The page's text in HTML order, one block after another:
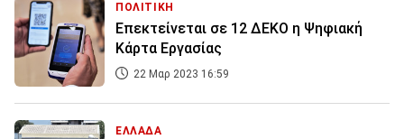
ΠΟΛΙΤΙΚΗ
Επεκτείνεται σε 12 ΔΕΚΟ η Ψηφιακή
Κάρτα Εργασίας
22 Μαρ 2023 16:59
ΕΛΛΑΔΑ